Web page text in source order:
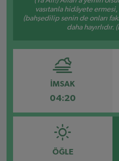
vasıtanla hidâyete
(bahşedilip senin de onları
daha hayırlıdır.
İMSAK
04:20
ÖĞLE